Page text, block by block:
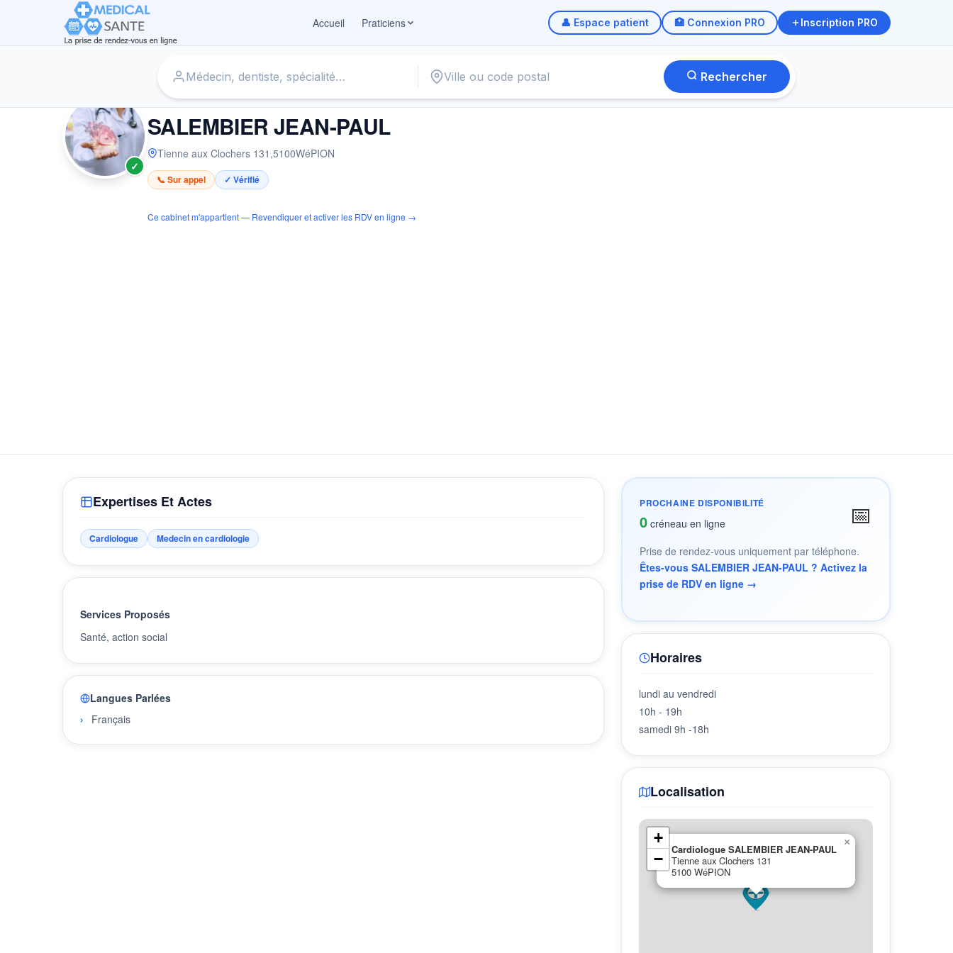
Accueil
Praticiens 👤 Espace patient 🏥 Connexion PRO Inscription PRO
Rechercher
✓
CARDIOLOGUE
SALEMBIER JEAN-PAUL
Tienne aux Clochers 131 ,5100WéPION
📞 Sur appel ✓ Vérifié
Ce cabinet m'appartient — Revendiquer et activer les RDV en ligne →
Expertises Et Actes
Cardiologue Medecin en cardiologie
Services Proposés
Santé, action social
Langues Parlées
Français
PROCHAINE DISPONIBILITÉ
0 créneau en ligne 📅
Prise de rendez-vous uniquement par téléphone.
Êtes-vous SALEMBIER JEAN-PAUL ? Activez la
prise de RDV en ligne →
Horaires
lundi au vendredi
10h - 19h
samedi 9h -18h
Localisation
Cardiologue SALEMBIER JEAN-PAUL
Tienne aux Clochers 131
5100 WéPION
×
+
−